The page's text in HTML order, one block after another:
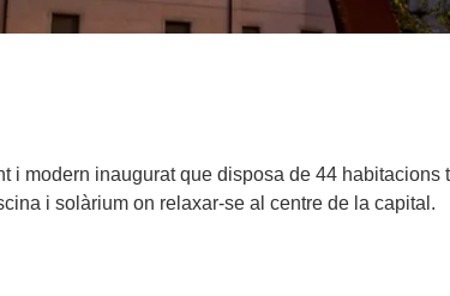
i modern inaugurat que disposa de 44
i solàrium on relaxar-se al centre de la capital.